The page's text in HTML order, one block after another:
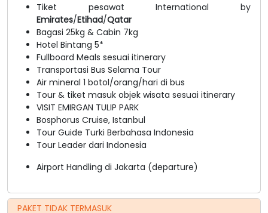
Tiket pesawat International by
Emirates/Etihad/Qatar
Bagasi 25kg & Cabin 7kg
Hotel Bintang 5*
Fullboard Meals sesuai itinerary
Transportasi Bus Selama Tour
Air mineral 1 botol/orang/hari di bus
Tour & tiket masuk objek wisata sesuai itinerary
VISIT EMIRGAN TULIP PARK
Bosphorus Cruise, Istanbul
Tour Guide Turki Berbahasa Indonesia
Tour Leader dari Indonesia
Airport Handling di Jakarta (departure)
PAKET TIDAK TERMASUK